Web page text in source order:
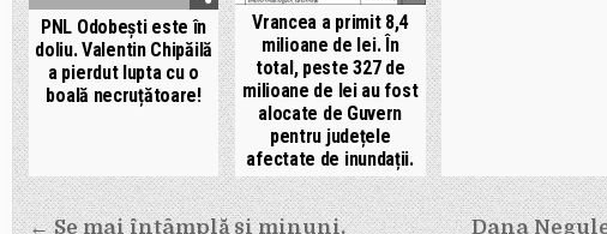
PNL Odobești este în
doliu. Valentin Chipăilă
a pierdut lupta cu o
boală necruțătoare!
Vrancea a primit 8,4
milioane de lei. În
total, peste 327 de
milioane de lei au fost
alocate de Guvern
pentru județele
afectate de inundații.
Dana
← Se mai întâmplă și minuni.